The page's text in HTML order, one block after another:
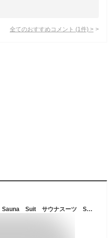
全てのおすすめコメント (1 件) >
【1200円OFFクーポン】SIXPAD Sauna Suit サウナスーツ S M L LL 男女兼用／MTG（ボディ スーツ 全身 メンズ レディース ユニセックス 運動 トレーニング）【送料無料 ポイント10倍】【9／28】